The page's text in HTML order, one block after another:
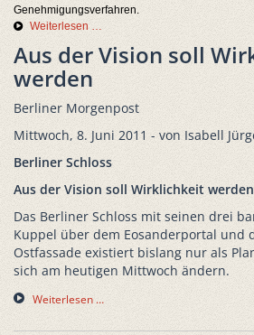
Genehmigungsverfahren.
Weiterlesen …
Aus der Vision soll
werden
Berliner Morgenpost
Mittwoch, 8. Juni 2011 - von Isabell
Berliner Schloss
Aus der Vision soll Wirklichkeit werden
Das Berliner Schloss mit seinen drei
Kuppel über dem Eosanderportal und
Ostfassade existiert bislang nur als
sich am heutigen Mittwoch ändern.
Weiterlesen …